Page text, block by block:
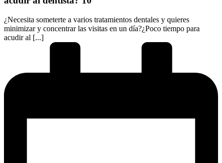
¿Necesita someterte a varios tratamientos dentales y quieres
minimizar y concentrar las visitas en un día?¿Poco tiempo para
acudir al [...]